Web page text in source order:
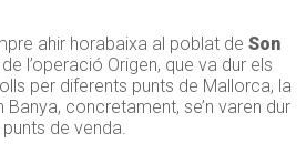
ahir horabaixa al poblat de Son
l’operació Origen, que va dur els
per diferents punts de Mallorca, la
concretament, se’n varen dur
de venda.